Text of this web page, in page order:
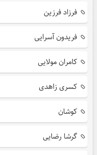
فرزاد فرزین
فریدون آسرایی
کامران مولایی
کسری زاهدی
کوشان
گرشا رضایی